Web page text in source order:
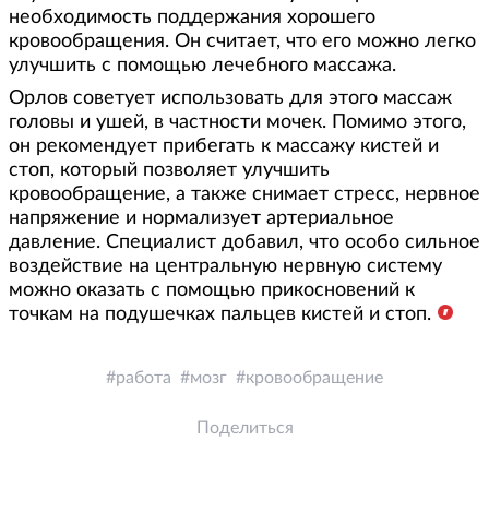
необходимость поддержания хорошего
кровообращения. Он считает, что его можно легко
улучшить с помощью лечебного массажа.
Орлов советует использовать для этого массаж
головы и ушей, в частности мочек. Помимо этого,
он рекомендует прибегать к массажу кистей и
стоп, который позволяет улучшить
кровообращение, а также снимает стресс, нервное
напряжение и нормализует артериальное
давление. Специалист добавил, что особо сильное
воздействие на центральную нервную систему
можно оказать с помощью прикосновений к
точкам на подушечках пальцев кистей и стоп.
работа мозг кровообращение
Поделиться